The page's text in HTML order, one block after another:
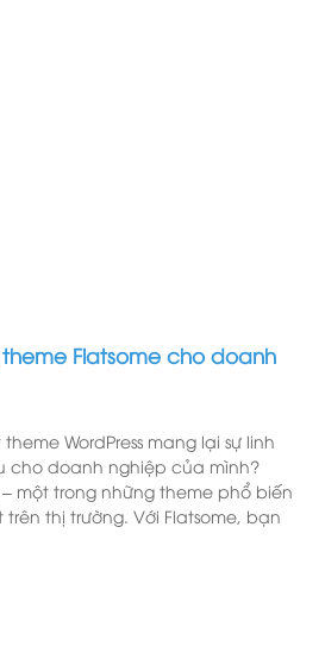
theme Flatsome cho doanh
WordPress mang lại sự linh
cho doanh nghiệp của mình?
một trong những theme phổ biến
thị trường. Với Flatsome, bạn